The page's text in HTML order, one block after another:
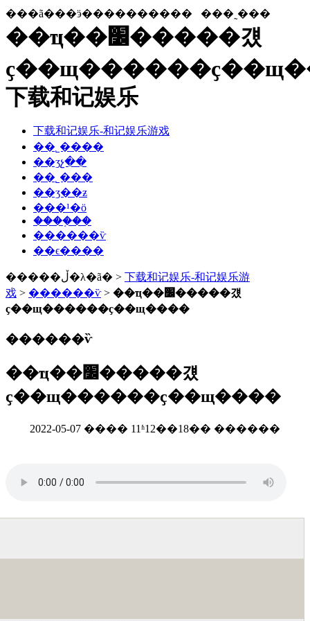
���ã���ӭ���������� ���˷���
��ҵ��׼�����걨
下载和记娱乐
下载和记娱乐-和记娱乐游戏
��˾����
��ʒչ��
��˾���
��ʒ��ƶ
���¹�ӧ
����֤��
������ѷ
��ϵ����
�����ڵ�λ�ã� > 下载和记娱乐-和记娱乐游
戏 > ������ѷ> ��ҵ��׼�����걨
ҫ��щ������ҫ��щ����
������ѷ
��ҵ��׼�����걨
ҫ��щ������ҫ��щ����
2022-05-07 ���� 11ʱ12��18�� ������